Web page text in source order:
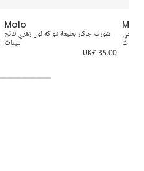
Molo
شورت جاكار بطبعة فواكه لون زهري فاتح
للبنات
UK£ 35.00
Molo
عاجي
للبنات